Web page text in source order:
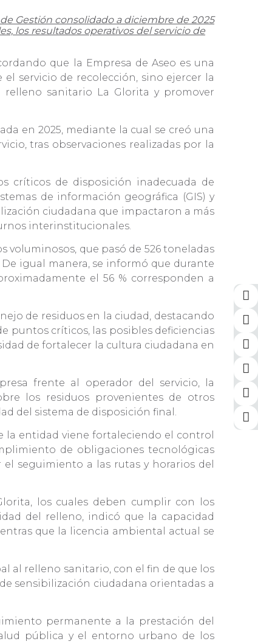
Gestión consolidado a diciembre de 2025
los resultados operativos del servicio de
que la Empresa de Aseo es una
servicio de recolección, sino ejercer la
relleno sanitario La Glorita y promover
en 2025, mediante la cual se creó una
tras observaciones realizadas por la
críticos de disposición inadecuada de
de información geográfica (GIS) y
ciudadana que impactaron a más
interinstitucionales.
que pasó de 526 toneladas
De igual manera, se informó que durante
el 56 % corresponden a
de residuos en la ciudad, destacando
puntos críticos, las posibles deficiencias
de fortalecer la cultura ciudadana en
frente al operador del servicio, la
los residuos provenientes de otros
del sistema de disposición final.
la entidad viene fortaleciendo el control
de obligaciones tecnológicas
seguimiento a las rutas y horarios del
los cuales deben cumplir con los
del relleno, indicó que la capacidad
que la licencia ambiental actual se
al relleno sanitario, con el fin de que los
sensibilización ciudadana orientadas a
permanente a la prestación del
pública y el entorno urbano de los